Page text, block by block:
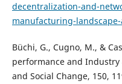
decentralization-and-
manufacturing-
Büchi, G., Cugno, M., &
performance and Industry
and Social Change, 150,